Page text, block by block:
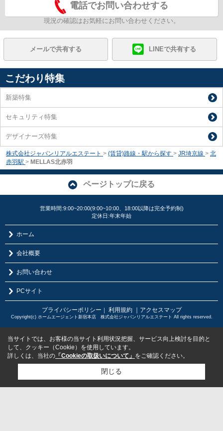
電話でお問い合わせする
現況の確認はお気軽にお問い合わせください。
メールで共有する LINEで共有する
こだわり特集
新築特集
セキュリティ特集
デザイナーズ特集
株式会社ジャパンリアルエステート > (賃貸)路線・駅から探す > JR埼京線 > 北
赤羽駅 > MELLAS北赤羽
ページトップに戻る
営業時間:9:00~20:00(9:00~10:00、18:00以降は完全予約制)
定休日:年末年始
ホーム
会社概要
お問い合わせ
PCサイト
プライバシーポリシー 利用規約 ｜アクセスマップ
Copyright(c) ホームエージェント新宿本店 株式会社ジャパンリアルエステート All rights reserved.
当サイトでは、お客様の当サイト利用状況把握、サービス向上検討を目的と
して、クッキー（Cookie）を使用しています。
詳しくは、当社の 「Cookieの取扱いについて」 をご確認ください。
閉じる